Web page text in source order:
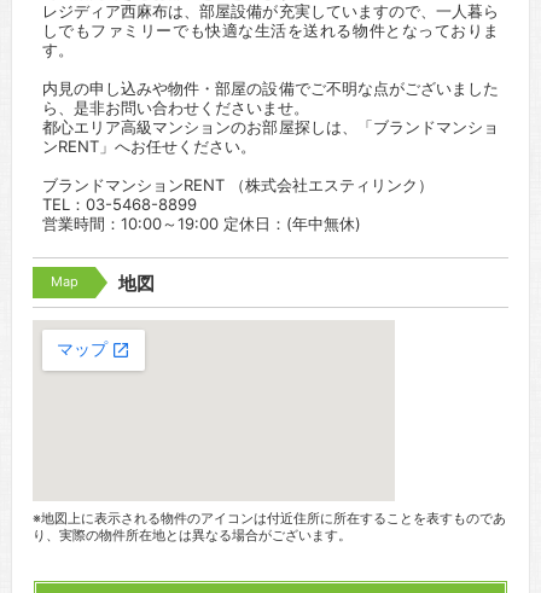
レジディア西麻布は、部屋設備が充実していますので、一人暮ら
しでもファミリーでも快適な生活を送れる物件となっておりま
す。
内見の申し込みや物件・部屋の設備でご不明な点がございました
ら、是非お問い合わせくださいませ。
都心エリア高級マンションのお部屋探しは、「ブランドマンショ
ンRENT」へお任せください。
ブランドマンションRENT （株式会社エスティリンク）
TEL：03-5468-8899
営業時間：10:00～19:00 定休日：(年中無休)
Map 地図
※地図上に表示される物件のアイコンは付近住所に所在することを表すものであ
り、実際の物件所在地とは異なる場合がございます。